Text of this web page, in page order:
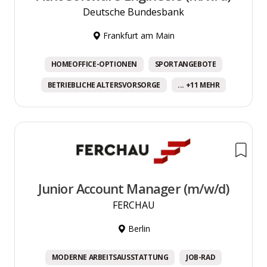
Deutsche Bundesbank
Frankfurt am Main
HOMEOFFICE-OPTIONEN SPORTANGEBOTE
BETRIEBLICHE ALTERSVORSORGE ... +11 MEHR
Junior Account Manager (m/w/d)
FERCHAU
Berlin
MODERNE ARBEITSAUSSTATTUNG JOB-RAD